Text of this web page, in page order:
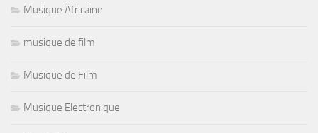
Musique Africaine
musique de film
Musique de Film
Musique Electronique